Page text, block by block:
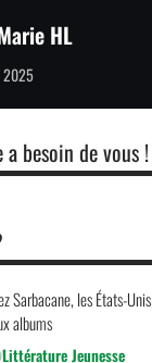
HL
2025
besoin de vous !
Sarbacane, les États-
albums
Littérature Jeunesse